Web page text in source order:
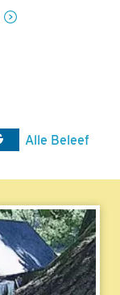
Alle Beleef